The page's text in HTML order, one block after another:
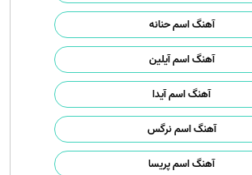
آهنگ اسم حنانه
آهنگ اسم آیلین
آهنگ اسم آیدا
آهنگ اسم نرگس
آهنگ اسم پریسا